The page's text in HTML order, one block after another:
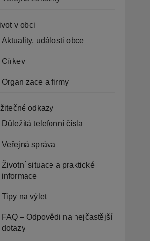
v obci
Aktuality, události obce
Církev
Organizace a firmy
odkazy
Důležitá telefonní čísla
Veřejná správa
Životní situace a praktické
informace
Tipy na výlet
FAQ – Odpovědi na nejčastější
dotazy